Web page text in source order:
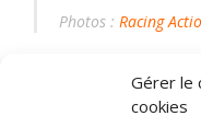
Gérer le
cookies
Photos :Racing